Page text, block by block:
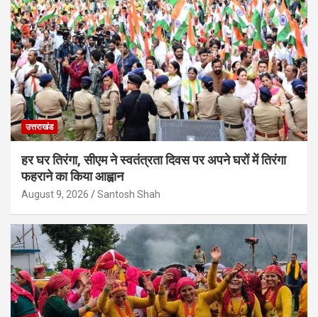
उत्तराखंड
हर घर तिरंगा, सीएम ने स्वतंत्रता दिवस पर अपने घरों में तिरंगा
फहराने का किया आह्वान
August 9, 2026 Santosh Shah